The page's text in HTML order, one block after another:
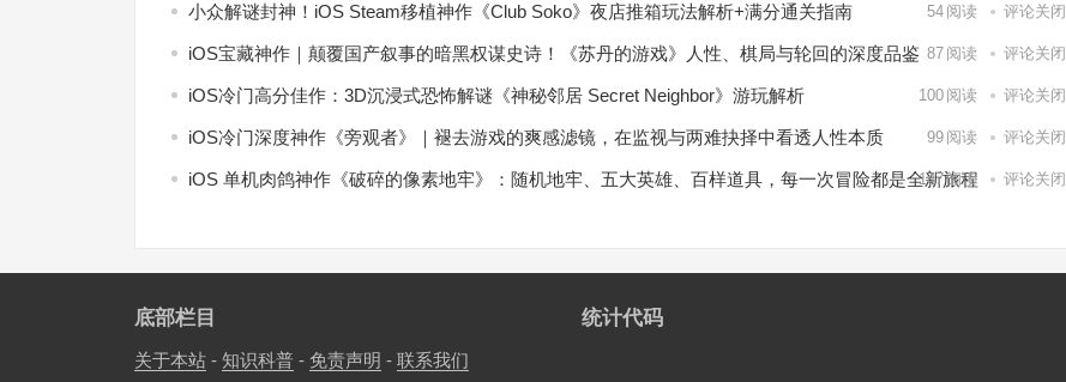
小众解谜封神！iOS Steam移植神作《Club Soko》夜店推箱玩法解析+满分通关指南 54 阅读 评论关闭
iOS宝藏神作｜颠覆国产叙事的暗黑权谋史诗！《苏丹的游戏》人性、棋局与轮回的深度品鉴 87 阅读 评论关闭
iOS冷门高分佳作：3D沉浸式恐怖解谜《神秘邻居 Secret Neighbor》游玩解析 100 阅读 评论关闭
iOS冷门深度神作《旁观者》｜褪去游戏的爽感滤镜，在监视与两难抉择中看透人性本质 99 阅读 评论关闭
iOS 单机肉鸽神作《破碎的像素地牢》：随机地牢、五大英雄、百样道具，每一次冒险都是全新旅程
147阅读 评论关闭
底部栏目
关于本站 - 知识科普 - 免责声明 - 联系我们
统计代码